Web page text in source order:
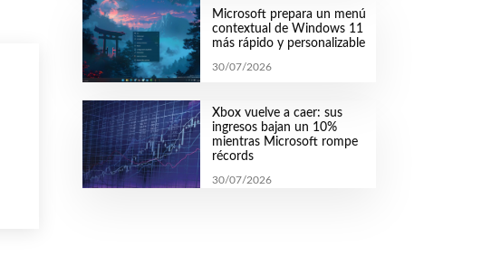
Microsoft prepara un menú
contextual de Windows 11
más rápido y personalizable
30/07/2026
Xbox vuelve a caer: sus
ingresos bajan un 10%
mientras Microsoft rompe
récords
30/07/2026